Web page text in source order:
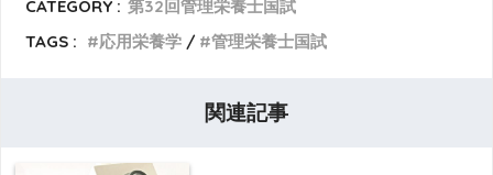
CATEGORY : 第32回管理栄養士国試
TAGS :
応用栄養学 管理栄養士国試
関連記事